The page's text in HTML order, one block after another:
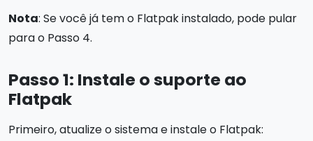
Nota: Se você já tem o Flatpak instalado, pode pular
para o Passo 4.
Passo 1: Instale o suporte ao
Flatpak
Primeiro, atualize o sistema e instale o Flatpak: